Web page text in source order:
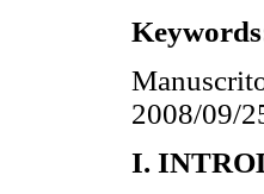
2008/09/
I.